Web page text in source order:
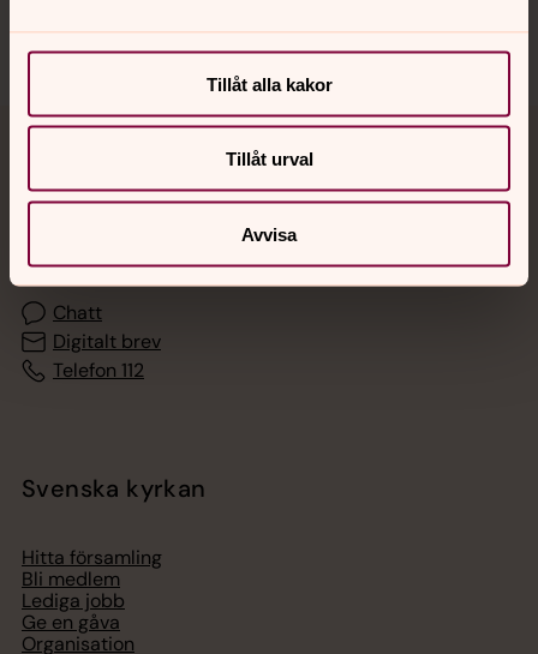
Tillåt alla kakor
Tillåt urval
Avvisa
Jourhavande präst
Akut samtals- och krisstöd. Prata eller chatta anonymt
med en präst på kvällar och nätter.
Chatt
Digitalt brev
Telefon 112
Svenska kyrkan
Hitta församling
Bli medlem
Lediga jobb
Ge en gåva
Organisation